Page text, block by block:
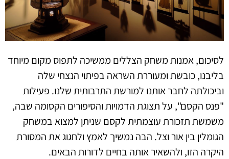
לסיכום, אמנות משחק הצללים ממשיכה לתפוס מקום מיוחד
בליבנו, כובשת ומעוררת השראה בפיתוי הנצחי שלה
וביכולתה לחבר אותנו למורשת התרבותית שלנו. פעילות
"פנס הקסם", על תצוגת הדמויות והסיפורים הקסומה שבה,
משמשת תזכורת עוצמתית לקסם שניתן למצוא במשחק
הגומלין בין אור וצל. הבה נמשיך לאמץ ולחגוג את המסורת
היקרה הזו, ולהשאיר אותה בחיים לדורות הבאים.